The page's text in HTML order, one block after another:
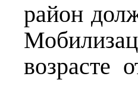
район
возрасте